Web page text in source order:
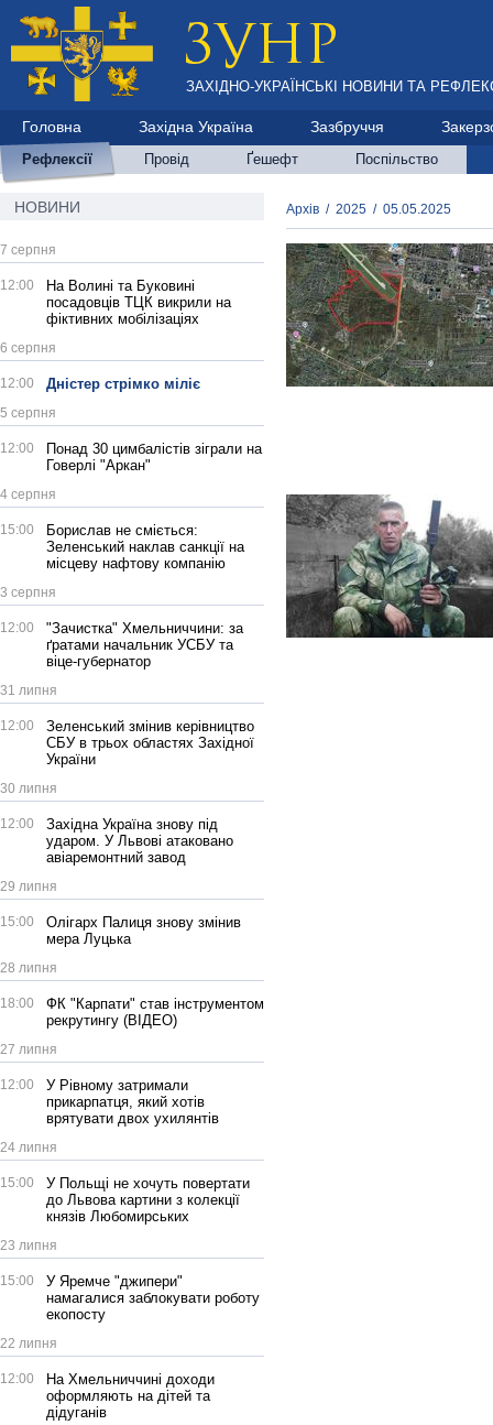
ЗАХІДНО-УКРАЇНСЬКІ НОВИНИ ТА
Головна Західна Україна Зазбруччя
Рефлексії Провід Ґешефт Поспільство
НОВИНИ
7 серпня
12:00
На Волині та Буковині
посадовців ТЦК викрили на
фіктивних мобілізаціях
6 серпня
12:00 Дністер стрімко міліє
5 серпня
12:00
Понад 30 цимбалістів зіграли на
Говерлі "Аркан"
4 серпня
15:00
Борислав не сміється:
Зеленський наклав санкції на
місцеву нафтову компанію
3 серпня
12:00
"Зачистка" Хмельниччини: за
ґратами начальник УСБУ та
віце-губернатор
31 липня
12:00
Зеленський змінив керівництво
СБУ в трьох областях Західної
України
30 липня
12:00
Західна Україна знову під
ударом. У Львові атаковано
авіаремонтний завод
29 липня
15:00
Олігарх Палиця знову змінив
мера Луцька
28 липня
18:00
ФК "Карпати" став інструментом
рекрутингу (ВІДЕО)
27 липня
12:00
У Рівному затримали
прикарпатця, який хотів
врятувати двох ухилянтів
24 липня
15:00
У Польщі не хочуть повертати
до Львова картини з колекції
князів Любомирських
23 липня
15:00
У Яремче "джипери"
намагалися заблокувати роботу
екопосту
22 липня
12:00
На Хмельниччині доходи
оформляють на дітей та
дідуганів
Архів / 2025 / 05.05.2025